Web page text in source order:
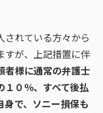
れている方々から
すが、上記措置に伴
者様に通常の弁護士
１０％、すべて後払
身で、ソニー損保も